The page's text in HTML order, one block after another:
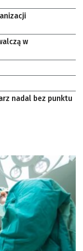
w
nadal bez punktu